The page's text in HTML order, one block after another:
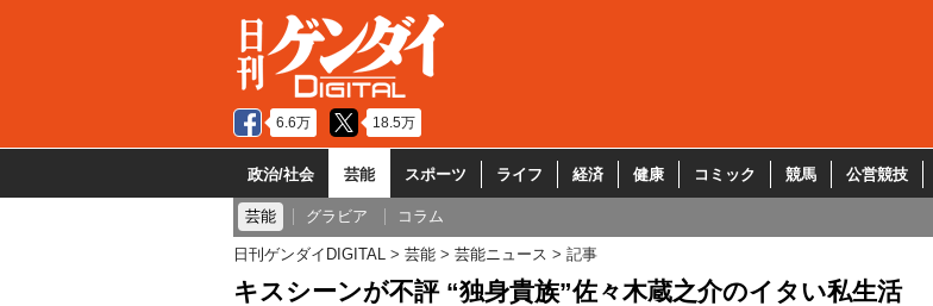
6.6万 18.5万
政治/社会 芸能 スポーツ ライフ 経済 健康 コミック 競馬 公営競技
芸能 グラビア コラム
日刊ゲンダイDIGITAL 芸能 芸能ニュース 記事
キスシーンが不評 “独身貴族”佐々木蔵之介のイタい私生活